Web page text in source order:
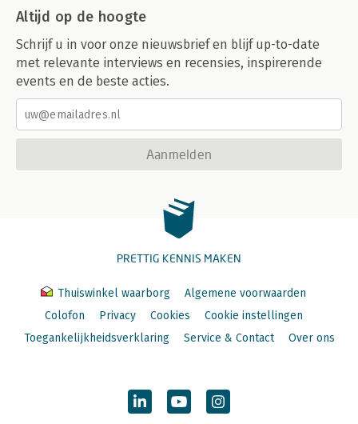
Altijd op de hoogte
Schrijf u in voor onze nieuwsbrief en blijf up-to-date
met relevante interviews en recensies, inspirerende
events en de beste acties.
Aanmelden
PRETTIG KENNIS MAKEN
Thuiswinkel waarborg
Algemene voorwaarden
Colofon
Privacy Cookies
Cookie instellingen
Toegankelijkheidsverklaring
Service & Contact Over ons